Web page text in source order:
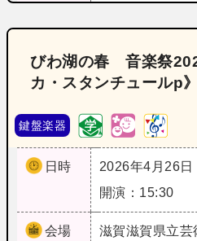
びわ湖の春 音楽祭
カ・スタンチュールp
鍵盤楽器
日時
2026年4月26日
開演：15:30
会場 滋賀滋賀県立芸